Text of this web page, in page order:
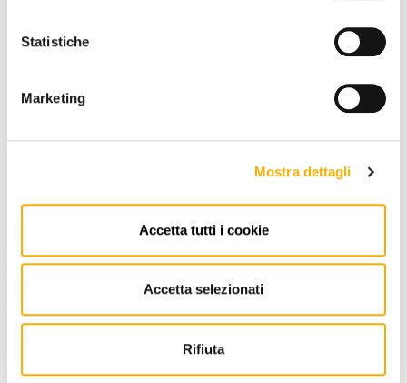
Statistiche
Marketing
Mostra dettagli
Accetta tutti i cookie
Accetta selezionati
Rifiuta
INFORMATION